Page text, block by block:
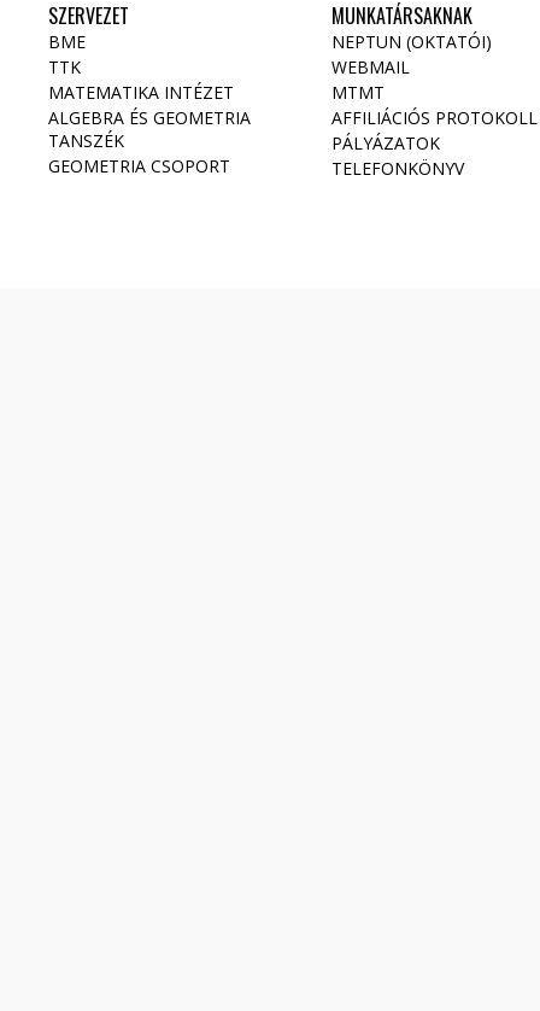
SZERVEZET
BME
TTK
MATEMATIKA INTÉZET
ALGEBRA ÉS GEOMETRIA
TANSZÉK
GEOMETRIA CSOPORT
MUNKATÁRSAKNAK
NEPTUN (OKTATÓI)
WEBMAIL
MTMT
AFFILIÁCIÓS PROTOKOLL
PÁLYÁZATOK
TELEFONKÖNYV